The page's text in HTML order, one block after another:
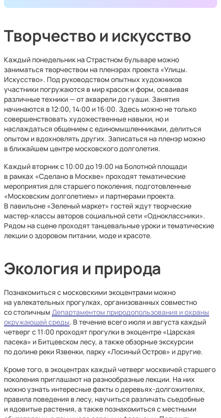
Творчество и искусство
Каждый понедельник на Страстном бульваре можно
заниматься творчеством на пленэрах проекта «Улицы.
Искусство». Под руководством опытных художников
участники погружаются в мир красок и форм, осваивая
различные техники — от акварели до гуаши. Занятия
начинаются в 12:00, 14:00 и 16:00. Здесь можно не только
совершенствовать художественные навыки, но и
наслаждаться общением с единомышленниками, делиться
опытом и вдохновлять других. Записаться на пленэр можно
в ближайшем центре московского долголетия.
Каждый вторник с 10:00 до 19:00 на Болотной площади
в рамках «Сделано в Москве» проходят тематические
мероприятия для старшего поколения, подготовленные
«Московским долголетием» и партнерами проекта.
В павильоне «Зеленый маркет» гостей ждут творческие
мастер-классы авторов социальной сети «Одноклассники».
Рядом на сцене проходят танцевальные уроки и тематические
лекции о здоровом питании, моде и красоте.
Экология и природа
Познакомиться с московскими экоцентрами можно
на увлекательных прогулках, организованных совместно
со столичным Департаментом природопользования и охраны
окружающей среды. В течение всего июля и августа каждый
четверг с 11:00 проходят прогулки в экоцентре «Царская
пасека» и Битцевском лесу, а также обзорные экскурсии
по долине реки Язвенки, парку «Лосиный Остров» и другие.
Кроме того, в экоцентрах каждый четверг москвичей старшего
поколения приглашают на разнообразные лекции. На них
можно узнать интересные факты о деревьях-долгожителях,
правила поведения в лесу, научиться различать съедобные
и ядовитые растения, а также познакомиться с местными